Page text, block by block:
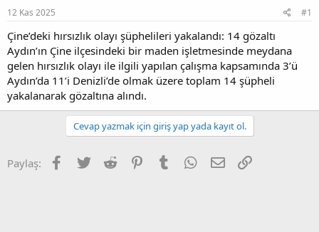
u
b
a
l
a
t
a
n
g
ı
t
a
r
h
i
12 Kas 2025 #1
Çine’deki hırsızlık olayı şüphelileri yakalandı: 14 gözaltı
Aydın’ın Çine ilçesindeki bir maden işletmesinde meydana
gelen hırsızlık olayı ile ilgili yapılan çalışma kapsamında 3’ü
Aydın’da 11’i Denizli’de olmak üzere toplam 14 şüpheli
yakalanarak gözaltına alındı.
Cevap yazmak için giriş yap yada kayıt ol.
Paylaş: Facebook
Twitter Reddit PinterestTumblr WhatsApp
E-posta